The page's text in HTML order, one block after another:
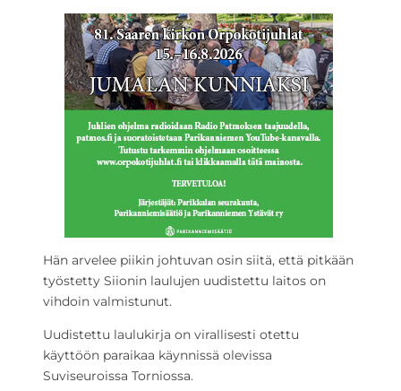
Hän arvelee piikin johtuvan osin siitä, että pitkään
työstetty Siionin laulujen uudistettu laitos on
vihdoin valmistunut.
Uudistettu laulukirja on virallisesti otettu
käyttöön paraikaa käynnissä olevissa
Suviseuroissa Torniossa.